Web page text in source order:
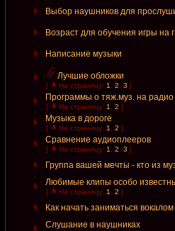
Выбор наушников для
Возраст для обучения игры на
Написание музыки
Лучшие обложки
[ На страницу: 1 2 3 ]
Программы о тяж.муз. на радио
[ На страницу: 1 2 ]
Музыка в дороге
[ На страницу: 1 2 ]
Сравнение аудиоплееров
[ На страницу: 1 2 3 ]
Группа вашей мечты - кто из
Любимые клипы особо
[ На страницу: 1 2 ]
Как начать заниматься
Слушание в наушниках